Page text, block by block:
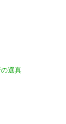
選真